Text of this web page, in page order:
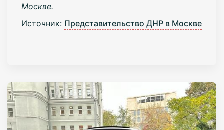
Москве.
Источник: Представительство ДНР в Москве